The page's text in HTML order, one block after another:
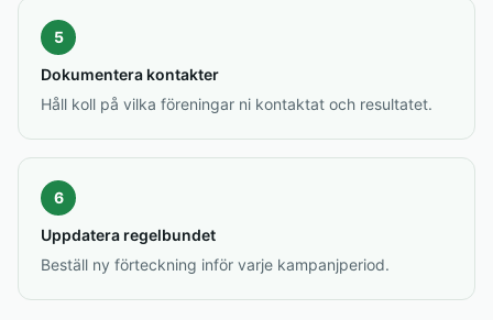
5
Dokumentera kontakter
Håll koll på vilka föreningar ni kontaktat och resultatet.
6
Uppdatera regelbundet
Beställ ny förteckning inför varje kampanjperiod.